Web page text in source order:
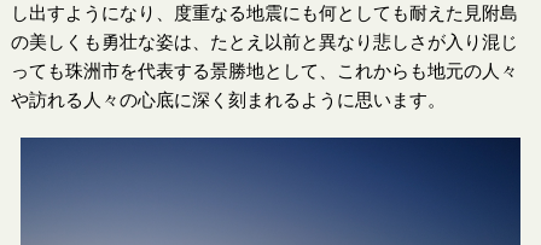
し出すようになり、度重なる地震にも何としても耐えた見附島
の美しくも勇壮な姿は、たとえ以前と異なり悲しさが入り混じ
っても珠洲市を代表する景勝地として、これからも地元の人々
や訪れる人々の心底に深く刻まれるように思います。